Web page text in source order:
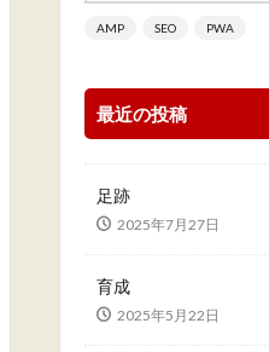
AMP SEO PWA
最近の投稿
足跡
2025年7月27日
育成
2025年5月22日